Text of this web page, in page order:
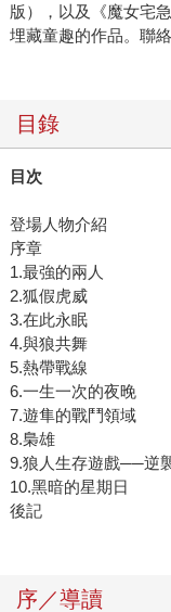
版），以及《魔女宅
埋藏童趣的作品。聯
目錄
目次
登場人物介紹
序章
1.最強的兩人
2.狐假虎威
3.在此永眠
4.與狼共舞
5.熱帶戰線
6.一生一次的夜晚
7.遊隼的戰鬥領域
8.梟雄
9.狼人生存遊戲──逆
10.黑暗的星期日
後記
序／導讀